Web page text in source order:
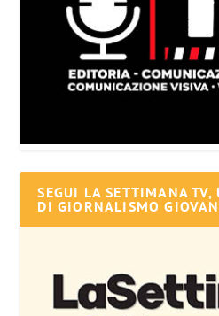
SEGUI LA SETTIMANA TV,
DI GIORNALISMO